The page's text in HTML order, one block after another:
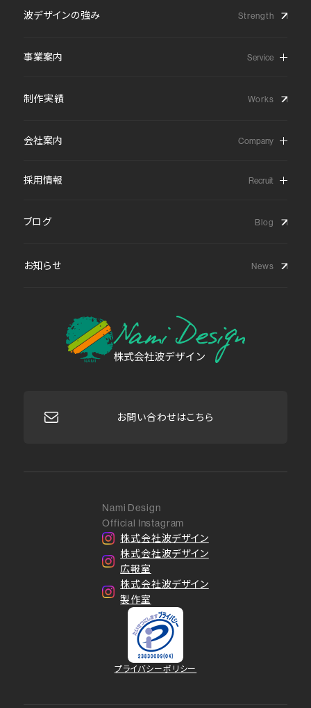
波デザインの強み
事業案内
制作実績
会社案内
採用情報
ブログ
お知らせ
お問い合わせはこちら
プライバシーポリシー
Nami Design
Official Instagram
株式会社波デザイン
株式会社波デザイン
広報室
株式会社波デザイン
製作室